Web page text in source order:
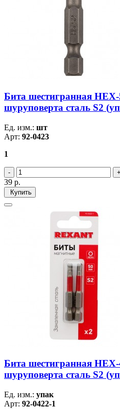
Бита шестигранная
шуруповерта сталь S2
Ед. изм.: шт
Арт: 92-0423
1
39 р.
Купить
Бита шестигранная
шуруповерта сталь S2
Ед. изм.: упак
Арт: 92-0422-1